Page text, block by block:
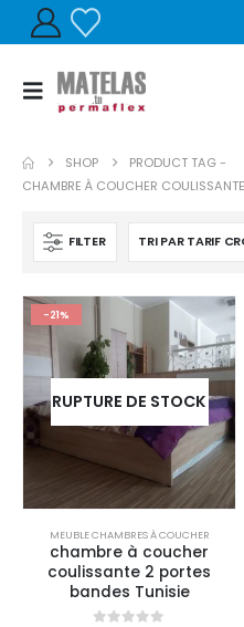
SHOP
PRODUCT TAG -
CHAMBRE À COUCHER
FILTER
-21%
RUPTURE DE STOCK
MEUBLE CHAMBRES À COUCHER
chambre à coucher
coulissante 2 portes
bandes Tunisie